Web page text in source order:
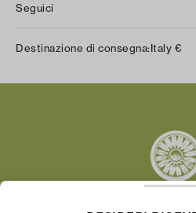
Seguici
Twitter
LinkedIn
Destinazione di consegna:Italy €